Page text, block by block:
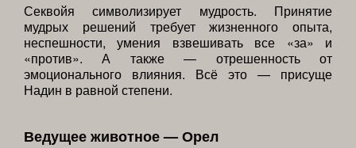
Секвойя символизирует мудрость. Принятие
мудрых решений требует жизненного опыта,
неспешности, умения взвешивать все «за» и
«против». А также — отрешенность от
эмоционального влияния. Всё это — присуще
Надин в равной степени.
Ведущее животное — Орел